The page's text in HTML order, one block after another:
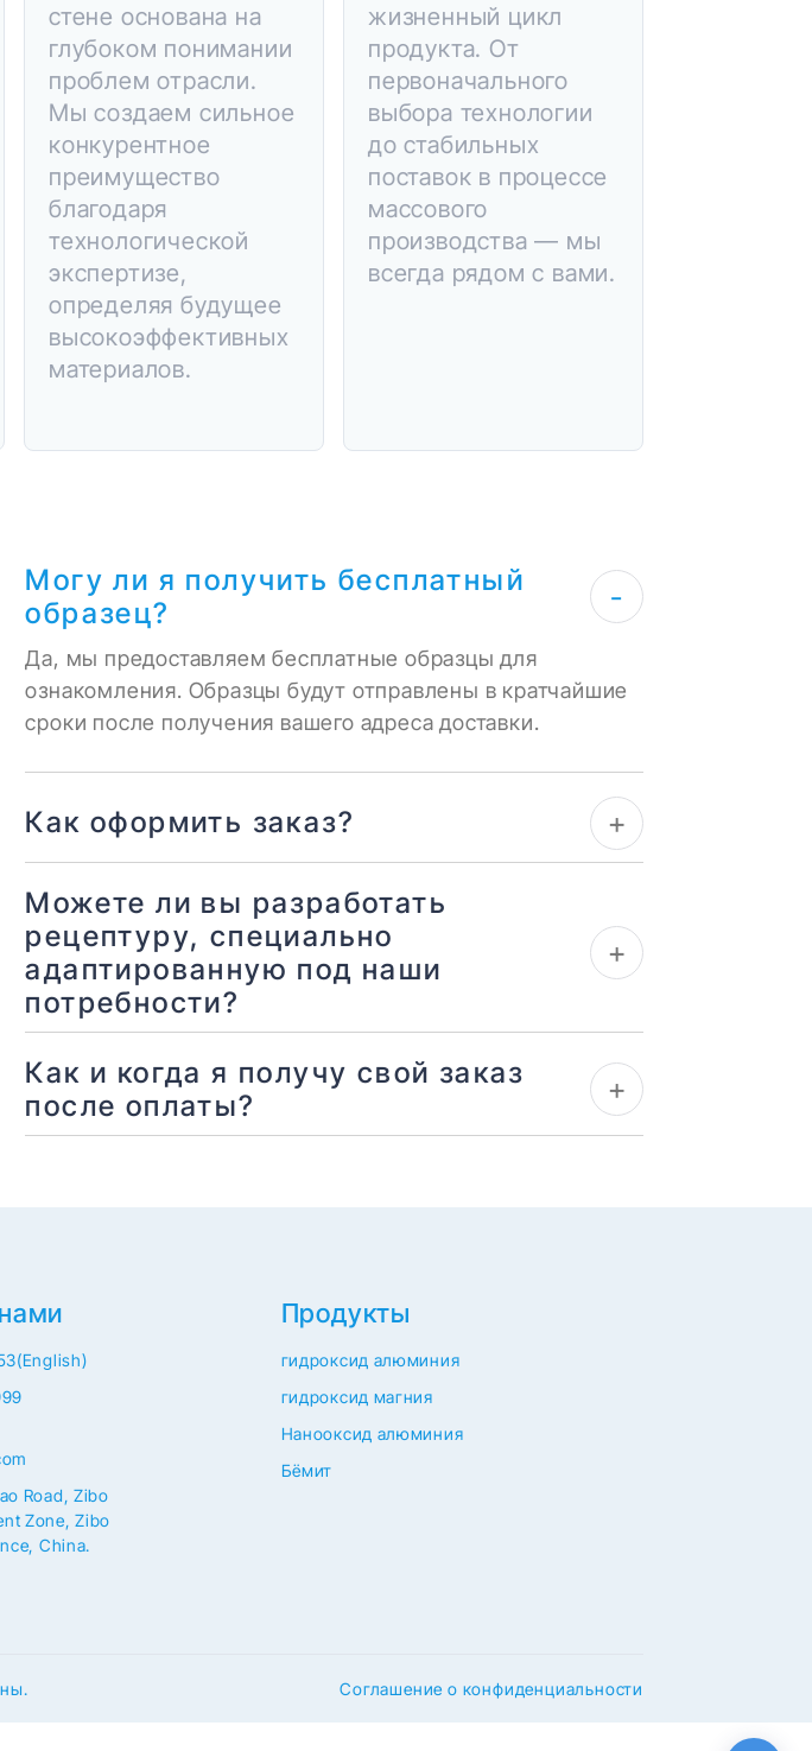
стене основана на
глубоком понимании
проблем отрасли.
Мы создаем сильное
конкурентное
преимущество
благодаря
технологической
экспертизе,
определяя будущее
высокоэффективных
материалов.
жизненный цикл
продукта. От
первоначального
выбора технологии
до стабильных
поставок в процессе
массового
производства — мы
всегда рядом с вами.
Могу ли я получить бесплатный
образец?
-
Да, мы предоставляем бесплатные образцы для
ознакомления. Образцы будут отправлены в кратчайшие
сроки после получения вашего адреса доставки.
Как оформить заказ? +
Можете ли вы разработать
рецептуру, специально
адаптированную под наши
потребности?
+
Как и когда я получу свой заказ
после оплаты?
+
Road, Zibo
Zone, Zibo
China.
Продукты
гидроксид алюминия
гидроксид магния
Нанооксид алюминия
Бёмит
Соглашение о конфиденциальности